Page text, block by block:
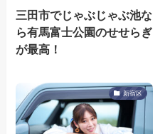
三田市でじゃぶじゃぶ池な
ら有馬富士公園のせせらぎ
が最高！
新宿区